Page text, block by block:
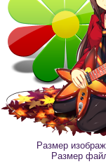
Размер
Размер